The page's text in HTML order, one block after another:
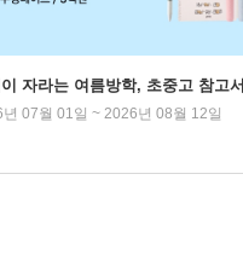
자라는 여름방학, 초중고 참고서
07월 01일 ~ 2026년 08월 12일